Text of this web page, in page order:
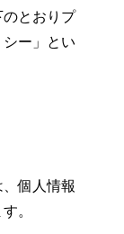
のとおりプ
ー」とい
個人情報
。